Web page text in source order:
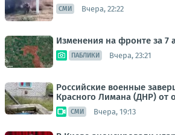
СМИ Вчера, 22:22
Изменения на фронте за 7
ПАБЛИКИ Вчера, 23:21
Российские военные
Красного Лимана (ДНР) от
СМИ Вчера, 19:13